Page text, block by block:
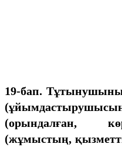
19-бап.
(орындалған,
(жұмыстың,